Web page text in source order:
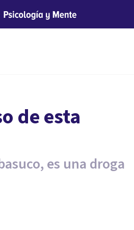
de esta
es una droga